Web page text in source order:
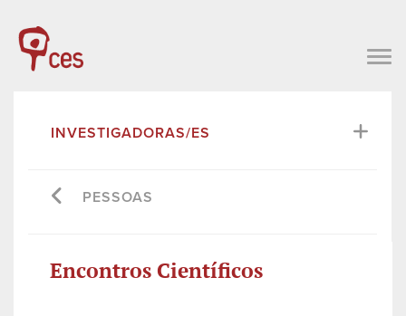
INVESTIGADORAS/ES
PESSOAS
Encontros Científicos